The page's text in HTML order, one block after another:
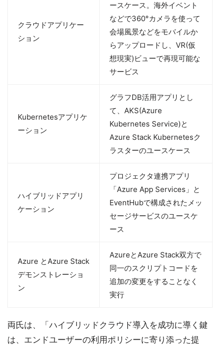
クラウドアプリケー
ション
ースケース。海外イベント
などで360°カメラを使って
会場風景などをモバイルか
らアップロードし、VR(仮
想現実)ビューで再現可能な
サービス
Kubernetesアプリケ
ーション
グラフDB活用アプリとし
て、AKS(Azure
Kubernetes Service)と
Azure Stack Kubernetesク
ラスターのユースケース
ハイブリッドアプリ
ケーション
プロジェクタ連携アプリ
「Azure App Services」と
EventHubで構成されたメッ
セージサービスのユースケ
ース
Azure とAzure Stack
デモンストレーショ
ン
AzureとAzure Stack双方で
同一のスクリプトコードを
追加の変更をすることなく
実行
両氏は、「ハイブリッドクラウド導入を成功に導く鍵
は、エンドユーザーの利用ポリシーに寄り添った提